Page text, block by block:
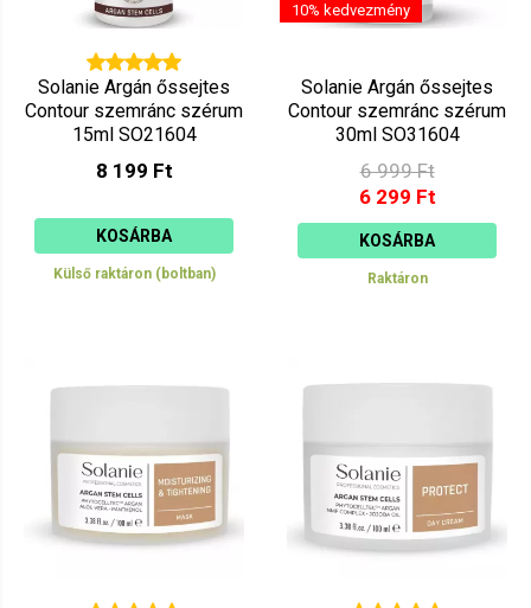
Solanie Argán őssejtes
Contour szemránc szérum
15ml SO21604
8 199 Ft
KOSÁRBA
Külső raktáron (boltban)
10% kedvezmény
Solanie Argán őssejtes
Contour szemránc szérum
30ml SO31604
6 999 Ft
6 299 Ft
KOSÁRBA
Raktáron